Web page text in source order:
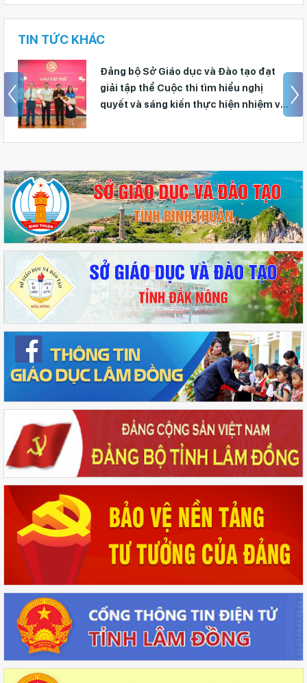
TIN TỨC KHÁC
Đảng bộ Sở Giáo dục và Đào tạo đạt
giải tập thể Cuộc thi tìm hiểu nghị
quyết và sáng kiến thực hiện nhiệm vụ